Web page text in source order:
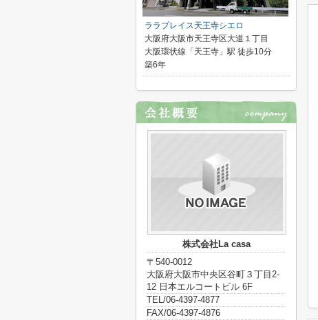
ララプレイス天王寺シエロ
大阪府大阪市天王寺区大道１丁目
大阪環状線「天王寺」駅 徒歩10分
築6年
株式会社La casa
〒540-0012
大阪府大阪市中央区谷町３丁目2-
12 日本エルコートビル 6F
TEL/06-4397-4877
FAX/06-4397-4876